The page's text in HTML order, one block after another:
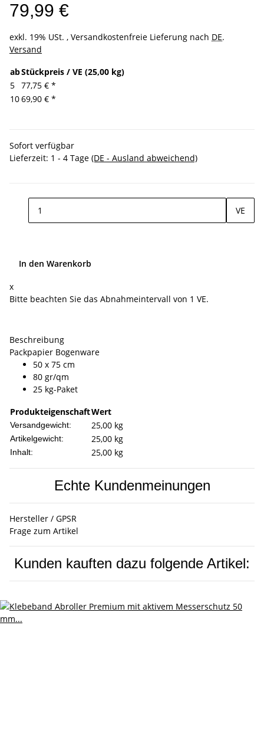
79,99 €
exkl. 19% USt. , Versandkostenfreie Lieferung nach DE.
Versand
abStückpreis / VE (25,00 kg)
5 77,75 € *
1069,90 € *
Sofort verfügbar
Lieferzeit: 1 - 4 Tage (DE - Ausland abweichend)
VE
In den Warenkorb
x
Bitte beachten Sie das Abnahmeintervall von 1 VE.
Beschreibung
Packpapier Bogenware
50 x 75 cm
80 gr/qm
25 kg-Paket
ProdukteigenschaftWert
Versandgewicht: 25,00 kg
Artikelgewicht: 25,00 kg
Inhalt: 25,00 kg
Echte Kundenmeinungen
Hersteller / GPSR
Frage zum Artikel
Kunden kauften dazu folgende Artikel: